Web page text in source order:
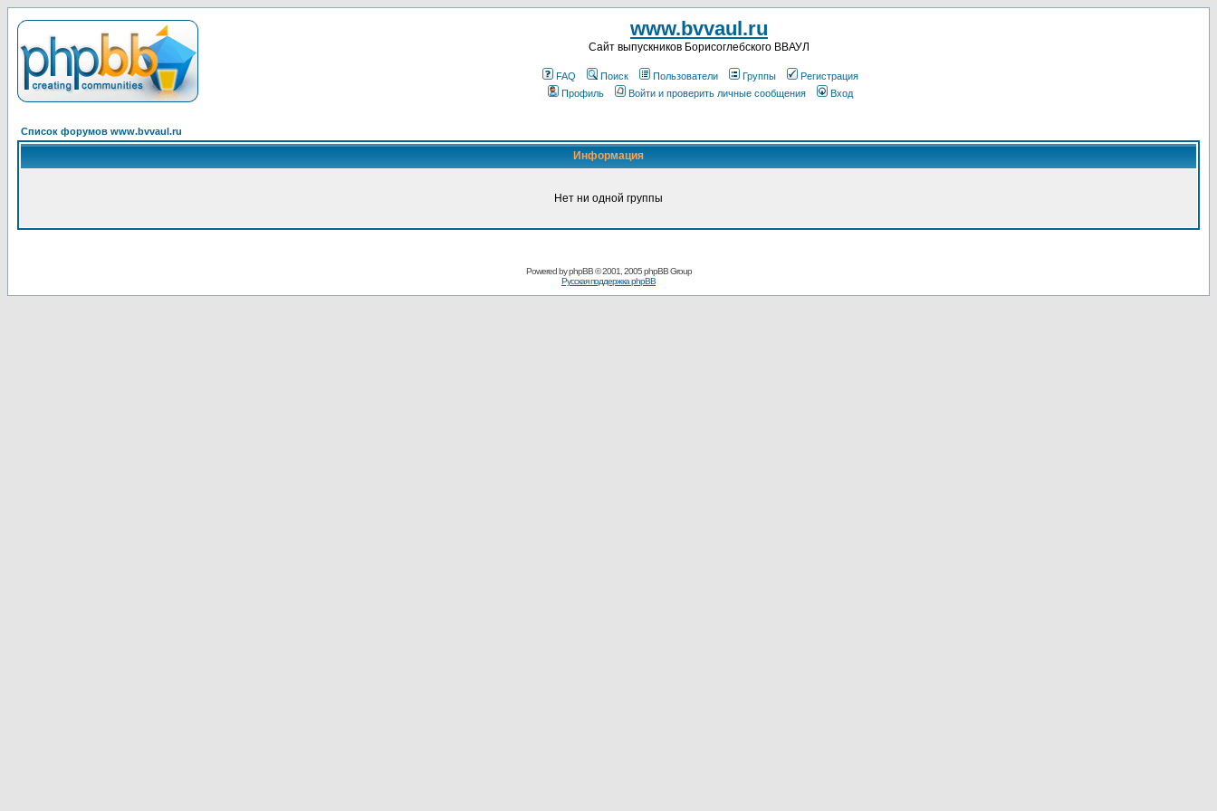
www.bvvaul.ru
Cайт выпускников Борисоглебского ВВАУЛ
FAQ Поиск Пользователи Группы
Регистрация
Профиль
Войти и проверить личные сообщения Вход
Список форумов www.bvvaul.ru
Информация
Нет ни одной группы
Powered byphpBB© 2001, 2005 phpBB Group
Русская поддержка phpBB